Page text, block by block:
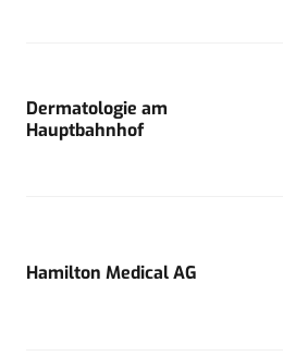
Dermatologie am
Hauptbahnhof
Hamilton Medical AG